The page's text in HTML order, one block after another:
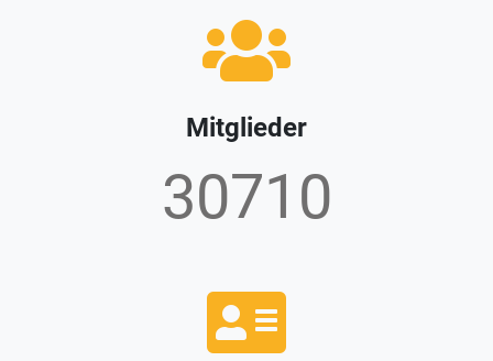
Mitglieder
32721